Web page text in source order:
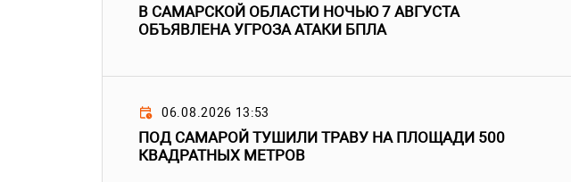
В САМАРСКОЙ ОБЛАСТИ НОЧЬЮ 7 АВГУСТА
ОБЪЯВЛЕНА УГРОЗА АТАКИ БПЛА
06.08.2026 13:53
ПОД САМАРОЙ ТУШИЛИ ТРАВУ НА ПЛОЩАДИ 500
КВАДРАТНЫХ МЕТРОВ